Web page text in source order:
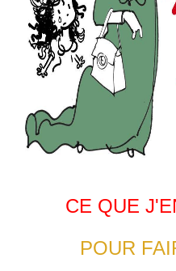
CE QUE
POUR